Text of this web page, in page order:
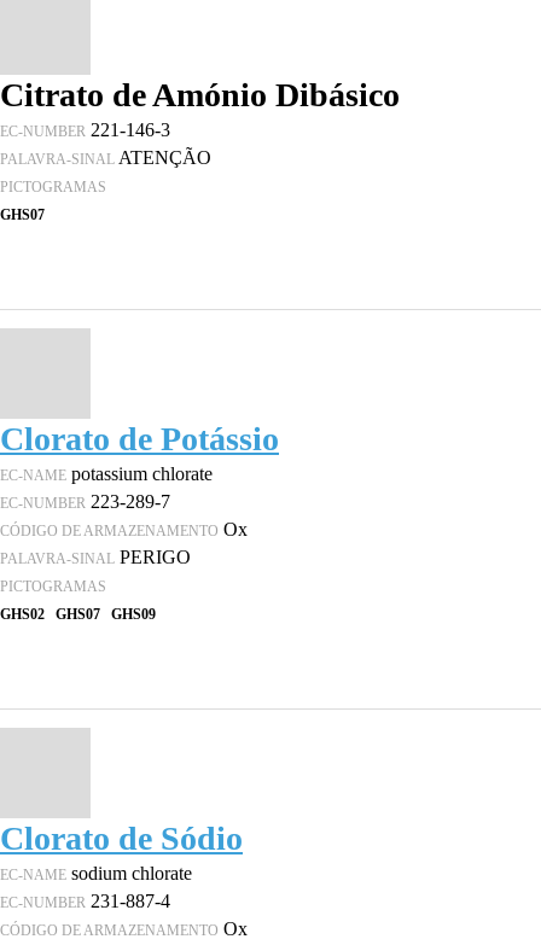
Citrato de Amónio Dibásico
EC-NUMBER 221-146-3
PALAVRA-SINAL ATENÇÃO
PICTOGRAMAS
GHS07
Clorato de Potássio
EC-NAME potassium chlorate
EC-NUMBER 223-289-7
CÓDIGO DE ARMAZENAMENTO Ox
PALAVRA-SINAL PERIGO
PICTOGRAMAS
GHS02
GHS07 GHS09
Clorato de Sódio
EC-NAME sodium chlorate
EC-NUMBER 231-887-4
CÓDIGO DE ARMAZENAMENTO Ox